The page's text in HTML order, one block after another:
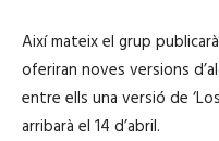
Així mateix el grup
oferiran noves versions
entre ells una versió de
arribarà el 14 d’abril.